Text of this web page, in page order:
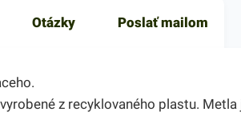
Otázky Poslať mailom
z recyklovaného plastu.